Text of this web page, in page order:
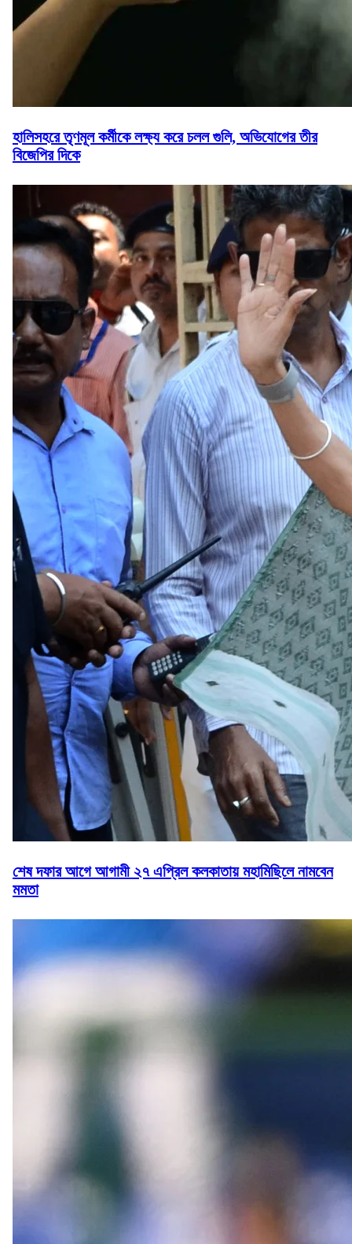
হালিসহরে তৃণমূল কর্মীকে লক্ষ্য করে চলল গুলি, অভিযোগের তীর
বিজেপির দিকে
শেষ দফার আগে আগামী ২৭ এপ্রিল কলকাতায় মহামিছিলে নামবেন
মমতা